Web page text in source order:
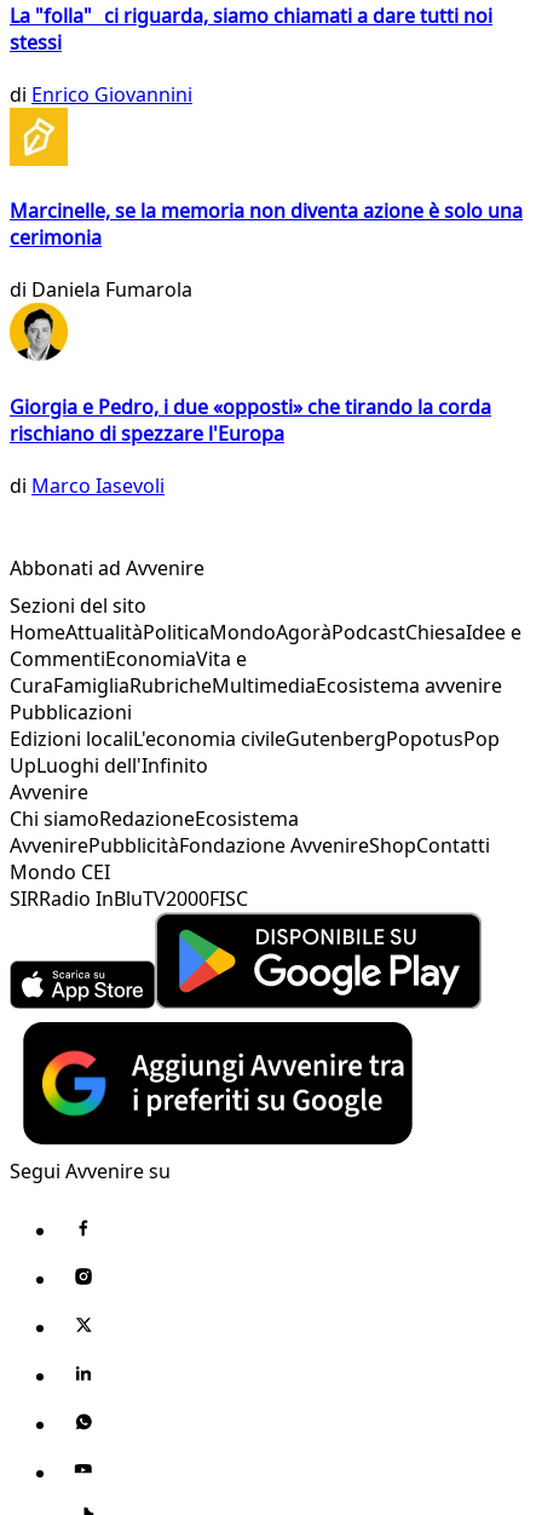
La "folla" ci riguarda, siamo chiamati a dare tutti noi
stessi
di Enrico Giovannini
Marcinelle, se la memoria non diventa azione è solo una
cerimonia
di Daniela Fumarola
Giorgia e Pedro, i due «opposti» che tirando la corda
rischiano di spezzare l'Europa
di Marco Iasevoli
Abbonati ad Avvenire
Sezioni del sito
HomeAttualitàPoliticaMondoAgoràPodcastChiesaIdee e
CommentiEconomiaVita e
CuraFamigliaRubricheMultimediaEcosistema avvenire
Pubblicazioni
Edizioni localiL'economia civileGutenbergPopotusPop
UpLuoghi dell'Infinito
Avvenire
Chi siamoRedazioneEcosistema
AvvenirePubblicitàFondazione AvvenireShopContatti
Mondo CEI
SIRRadio InBluTV2000FISC
Segui Avvenire su